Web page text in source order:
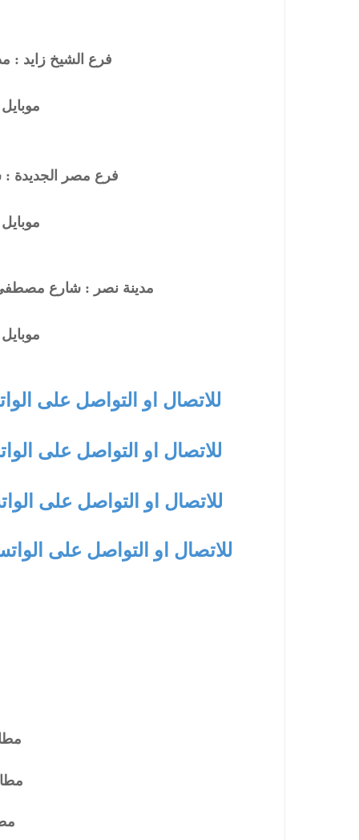
فرع الشيخ زايد : مدخل زايد
موبايل :
فرع مصر الجديدة :
موبايل :
مدينة نصر : شارع
موبايل :
للاتصال او التواصل على
للاتصال او التواصل على
للاتصال او التواصل على
للاتصال او التواصل على